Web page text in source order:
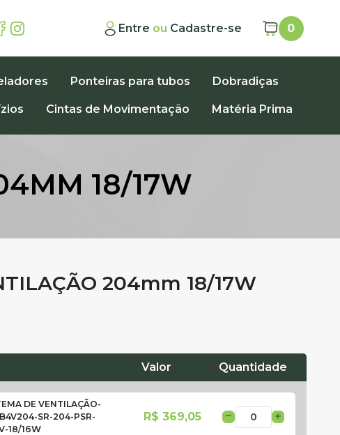
Entre ou Cadastre-se 0
Ponteiras para tubos Dobradiças
Cintas de Movimentação Matéria Prima
18/17W
204mm 18/17W
Valor Quantidade
DE VENTILAÇÃO-
SR-204-PSR-
18/16W
R$ 369,05